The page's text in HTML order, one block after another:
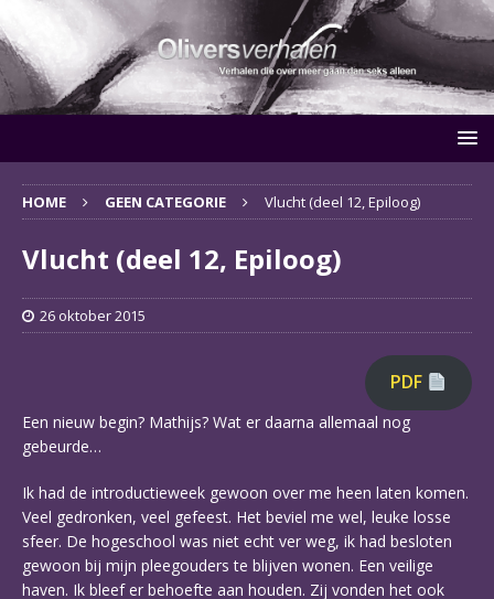
HOME GEEN CATEGORIE Vlucht (deel 12, Epiloog)
Vlucht (deel 12, Epiloog)
26 oktober 2015
PDF
Een nieuw begin? Mathijs? Wat er daarna allemaal nog
gebeurde…
Ik had de introductieweek gewoon over me heen laten komen.
Veel gedronken, veel gefeest. Het beviel me wel, leuke losse
sfeer. De hogeschool was niet echt ver weg, ik had besloten
gewoon bij mijn pleegouders te blijven wonen. Een veilige
haven. Ik bleef er behoefte aan houden. Zij vonden het ook